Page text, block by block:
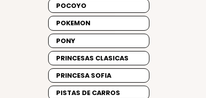
POCOYO
POKEMON
PONY
PRINCESAS CLASICAS
PRINCESA SOFIA
PISTAS DE CARROS